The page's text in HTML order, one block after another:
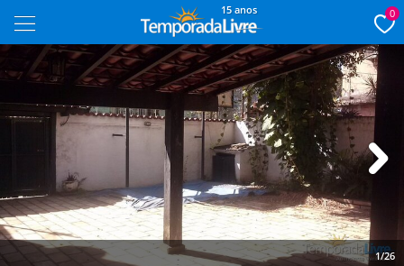
15 anos 0
1/26